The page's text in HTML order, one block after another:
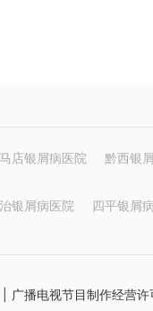
店银屑病医院 黔西银
银屑病医院 四平银屑
| 广播电视节目制作经营